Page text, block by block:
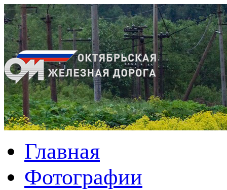
Главная
Фотографии